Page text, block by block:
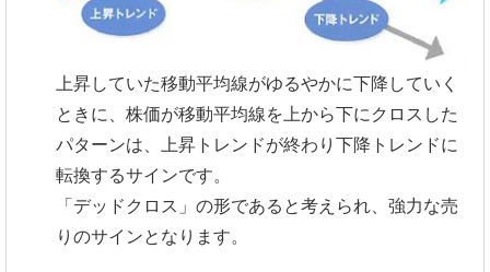
上昇していた移動平均線がゆるやかに下降していく
ときに、株価が移動平均線を上から下にクロスした
パターンは、上昇トレンドが終わり下降トレンドに
転換するサインです。
「デッドクロス」の形であると考えられ、強力な売
りのサインとなります。